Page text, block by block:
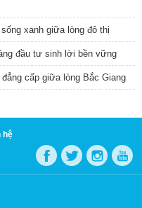
xanh giữa lòng đô thị
đầu tư sinh lời bền vững
cấp giữa lòng Bắc Giang
hệ